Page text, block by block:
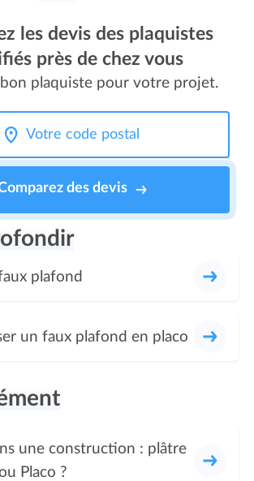
les devis des plaquistes
près de chez vous
plaquiste pour votre projet.
des devis
plafond
un faux plafond en placo
une construction : plâtre
Placo ?